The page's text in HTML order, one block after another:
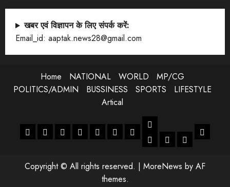
खबर एवं विज्ञापन के लिए संपर्क करें:
Email_id: aaptak.news28@gmail.com
Home NATIONAL WORLD
MP/CG
POLITICS/ADMIN
BUSSINESS SPORTS
LIFESTYLE
Artical
HomeNATIONAL
WORLDMP/CGPOLITICS/ADMIN
BUSSINESS
SPORTS
LIFESTYLE
ENTERTANMENT
JOB LIFESTYLE
Artical
Copyright © All rights reserved. | MoreNews by AF
themes.